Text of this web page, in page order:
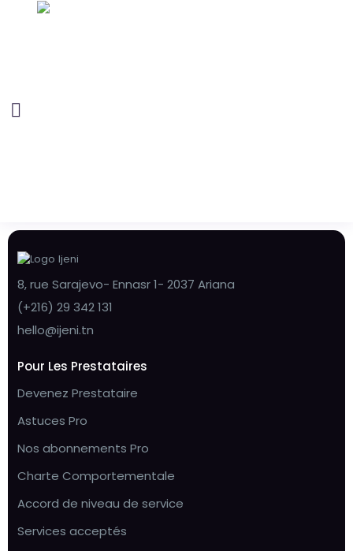
8, rue Sarajevo- Ennasr 1- 2037 Ariana
(+216) 29 342 131
hello@ijeni.tn
Pour Les Prestataires
Devenez Prestataire
Astuces Pro
Nos abonnements Pro
Charte Comportementale
Accord de niveau de service
Services acceptés